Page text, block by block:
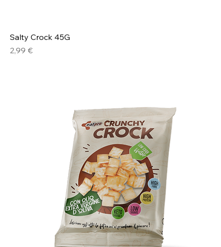
Salty Crock 45G
Prezzo
2,99 €